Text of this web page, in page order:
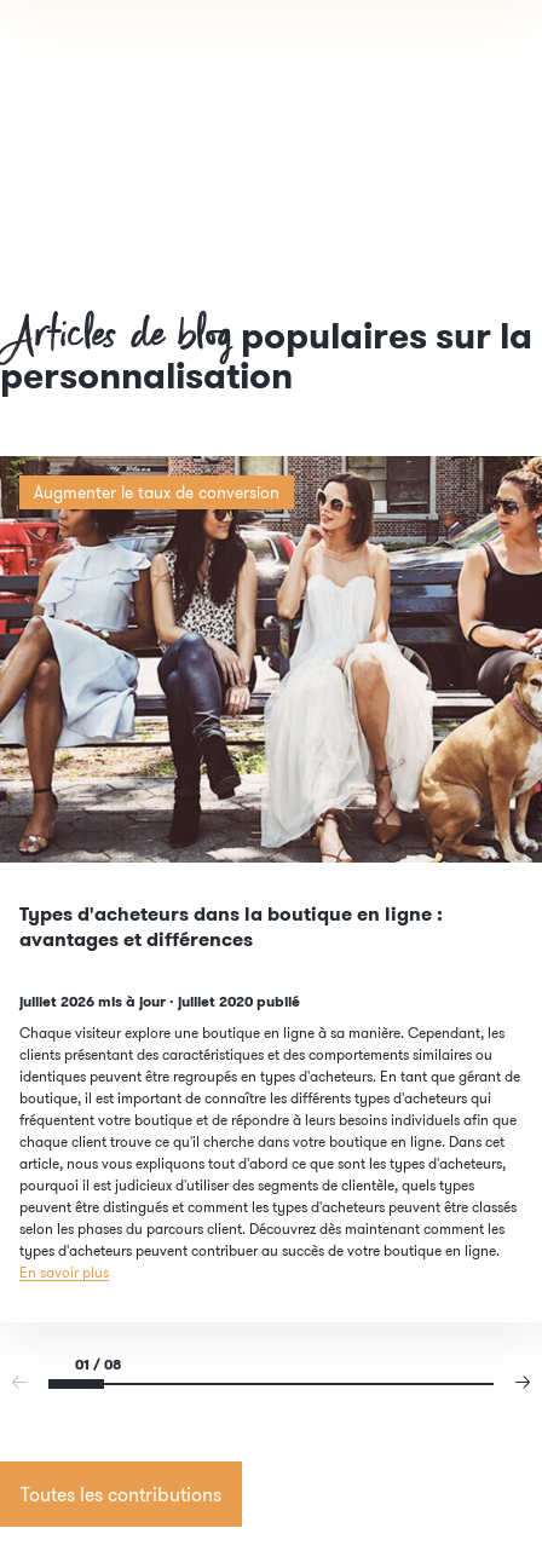
Articles de blogpopulaires sur la
personnalisation
Augmenter le taux de conversion
Types d'acheteurs dans la boutique en ligne :
avantages et différences
Mis à jour le 9
juillet 2026 mis à jour · Publié le 14
juillet 2020 publié
Chaque visiteur explore une boutique en ligne à sa manière. Cependant, les
clients présentant des caractéristiques et des comportements similaires ou
identiques peuvent être regroupés en types d'acheteurs. En tant que gérant de
boutique, il est important de connaître les différents types d'acheteurs qui
fréquentent votre boutique et de répondre à leurs besoins individuels afin que
chaque client trouve ce qu'il cherche dans votre boutique en ligne. Dans cet
article, nous vous expliquons tout d'abord ce que sont les types d'acheteurs,
pourquoi il est judicieux d'utiliser des segments de clientèle, quels types
peuvent être distingués et comment les types d'acheteurs peuvent être classés
selon les phases du parcours client. Découvrez dès maintenant comment les
types d'acheteurs peuvent contribuer au succès de votre boutique en ligne.
En savoir plus
01 / 08
Toutes les contributions